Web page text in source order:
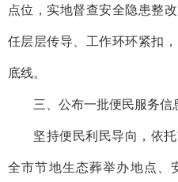
点位，实地督查安全隐患整
任层层传导、工作环环紧扣
底线。
三、公布一批便民服务信
坚持便民利民导向，依
全市节地生态葬举办地点、